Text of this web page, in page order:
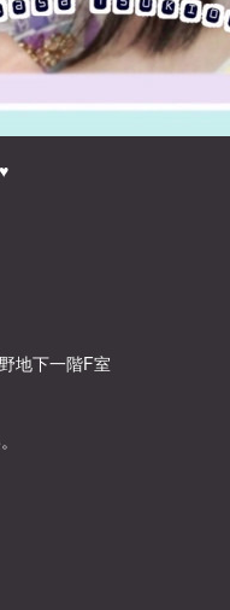
地下一階F室